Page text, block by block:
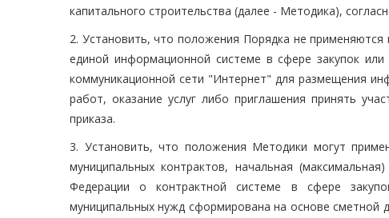
капитального строительства (далее - Методика),
2. Установить, что положения Порядка не
единой информационной системе в сфере закупок
коммуникационной сети "Интернет" для размещения
работ, оказание услуг либо приглашения принять
приказа.
3. Установить, что положения Методики могут
муниципальных контрактов, начальная
Федерации о контрактной системе в сфере
муниципальных нужд сформирована на основе сметной